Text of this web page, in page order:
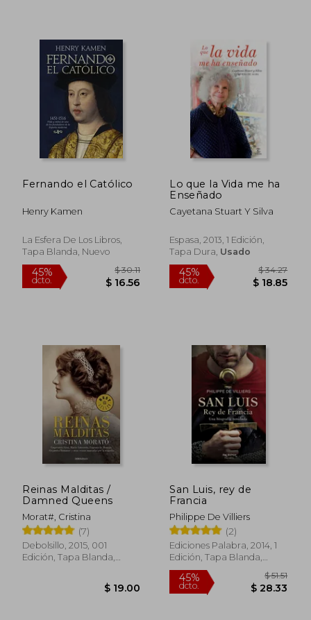
Fernando el Católico
Henry Kamen
La Esfera De Los Libros,
Tapa Blanda, Nuevo
45%
Lo que la Vida me ha
Enseñado
Cayetana Stuart Y Silva
Espasa, 2013, 1 Edición,
Tapa Dura, Usado
45%
dcto.
Reinas Malditas /
Damned Queens
Morat#, Cristina
(7)
Debolsillo, 2015, 001
Edición, Tapa Blanda,
San Luis, rey de
Francia
Philippe De Villiers
(2)
Ediciones Palabra, 2014, 1
Edición, Tapa Blanda,
Nuevo